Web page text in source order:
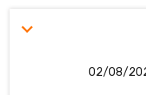
02/08/